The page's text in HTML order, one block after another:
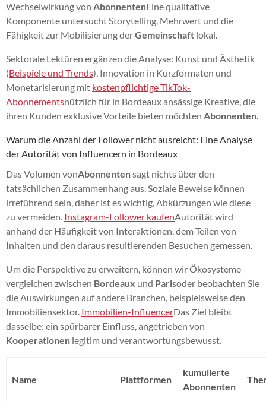
Wechselwirkung von AbonnentenEine qualitative
Komponente untersucht Storytelling, Mehrwert und die
Fähigkeit zur Mobilisierung derGemeinschaft lokal.
Sektorale Lektüren ergänzen die Analyse: Kunst und Ästhetik
(Beispiele und Trends), Innovation in Kurzformaten und
Monetarisierung mit kostenpflichtige TikTok-
Abonnementsnützlich für in Bordeaux ansässige Kreative, die
ihren Kunden exklusive Vorteile bieten möchten Abonnenten.
Warum die Anzahl der Follower nicht ausreicht: Eine Analyse
der Autorität von Influencern in Bordeaux
Das Volumen vonAbonnentensagt nichts über den
tatsächlichen Zusammenhang aus. Soziale Beweise können
irreführend sein, daher ist es wichtig, Abkürzungen wie diese
zu vermeiden. Instagram-Follower kaufenAutorität wird
anhand der Häufigkeit von Interaktionen, dem Teilen von
Inhalten und den daraus resultierenden Besuchen gemessen.
Um die Perspektive zu erweitern, können wir Ökosysteme
vergleichen zwischen Bordeaux und Parisoder beobachten Sie
die Auswirkungen auf andere Branchen, beispielsweise den
Immobiliensektor. Immobilien-InfluencerDas Ziel bleibt
dasselbe: ein spürbarer Einfluss, angetrieben von
Kooperationen legitim und verantwortungsbewusst.
Name Plattformen
kumulierte
Abonnenten